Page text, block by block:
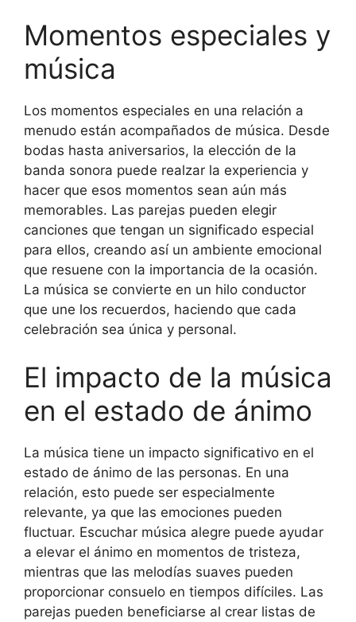
Momentos especiales y
música
Los momentos especiales en una relación a
menudo están acompañados de música. Desde
bodas hasta aniversarios, la elección de la
banda sonora puede realzar la experiencia y
hacer que esos momentos sean aún más
memorables. Las parejas pueden elegir
canciones que tengan un significado especial
para ellos, creando así un ambiente emocional
que resuene con la importancia de la ocasión.
La música se convierte en un hilo conductor
que une los recuerdos, haciendo que cada
celebración sea única y personal.
El impacto de la música
en el estado de ánimo
La música tiene un impacto significativo en el
estado de ánimo de las personas. En una
relación, esto puede ser especialmente
relevante, ya que las emociones pueden
fluctuar. Escuchar música alegre puede ayudar
a elevar el ánimo en momentos de tristeza,
mientras que las melodías suaves pueden
proporcionar consuelo en tiempos difíciles. Las
parejas pueden beneficiarse al crear listas de